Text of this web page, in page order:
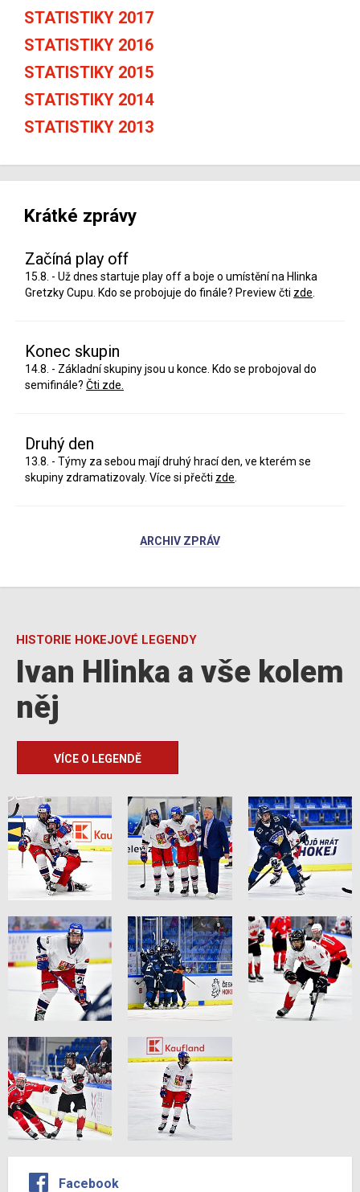
STATISTIKY 2017
STATISTIKY 2016
STATISTIKY 2015
STATISTIKY 2014
STATISTIKY 2013
Krátké zprávy
Začíná play off
15.8. - Už dnes startuje play off a boje o umístění na Hlinka
Gretzky Cupu. Kdo se probojuje do finále? Preview čti zde
Konec skupin
14.8. - Základní skupiny jsou u konce. Kdo se probojoval do
semifinále? Čti zde.
Druhý den
13.8. - Týmy za sebou mají druhý hrací den, ve kterém se
skupiny zdramatizovaly. Více si přečti zde
ARCHIV ZPRÁV
HISTORIE HOKEJOVÉ LEGENDY
Ivan Hlinka a vše kolem
něj
VÍCE O LEGENDĚ
Facebook